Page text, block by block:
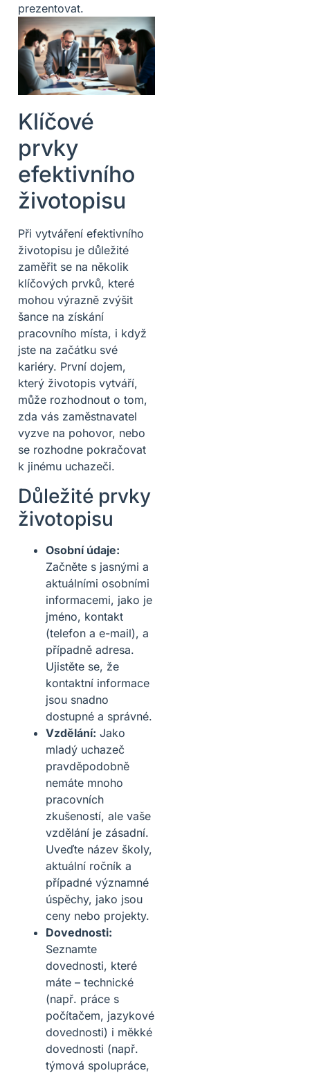
prezentovat.
Klíčové
prvky
efektivního
životopisu
Při vytváření efektivního
životopisu je důležité
zaměřit se na několik
klíčových prvků, které
mohou výrazně zvýšit
šance na získání
pracovního místa, i když
jste na začátku své
kariéry. První dojem,
který životopis vytváří,
může rozhodnout o tom,
zda vás zaměstnavatel
vyzve na pohovor, nebo
se rozhodne pokračovat
k jinému uchazeči.
Důležité prvky
životopisu
Osobní údaje:
Začněte s jasnými a
aktuálními osobními
informacemi, jako je
jméno, kontakt
(telefon a e-mail), a
případně adresa.
Ujistěte se, že
kontaktní informace
jsou snadno
dostupné a správné.
Vzdělání: Jako
mladý uchazeč
pravděpodobně
nemáte mnoho
pracovních
zkušeností, ale vaše
vzdělání je zásadní.
Uveďte název školy,
aktuální ročník a
případné významné
úspěchy, jako jsou
ceny nebo projekty.
Dovednosti:
Seznamte
dovednosti, které
máte – technické
(např. práce s
počítačem, jazykové
dovednosti) i měkké
dovednosti (např.
týmová spolupráce,